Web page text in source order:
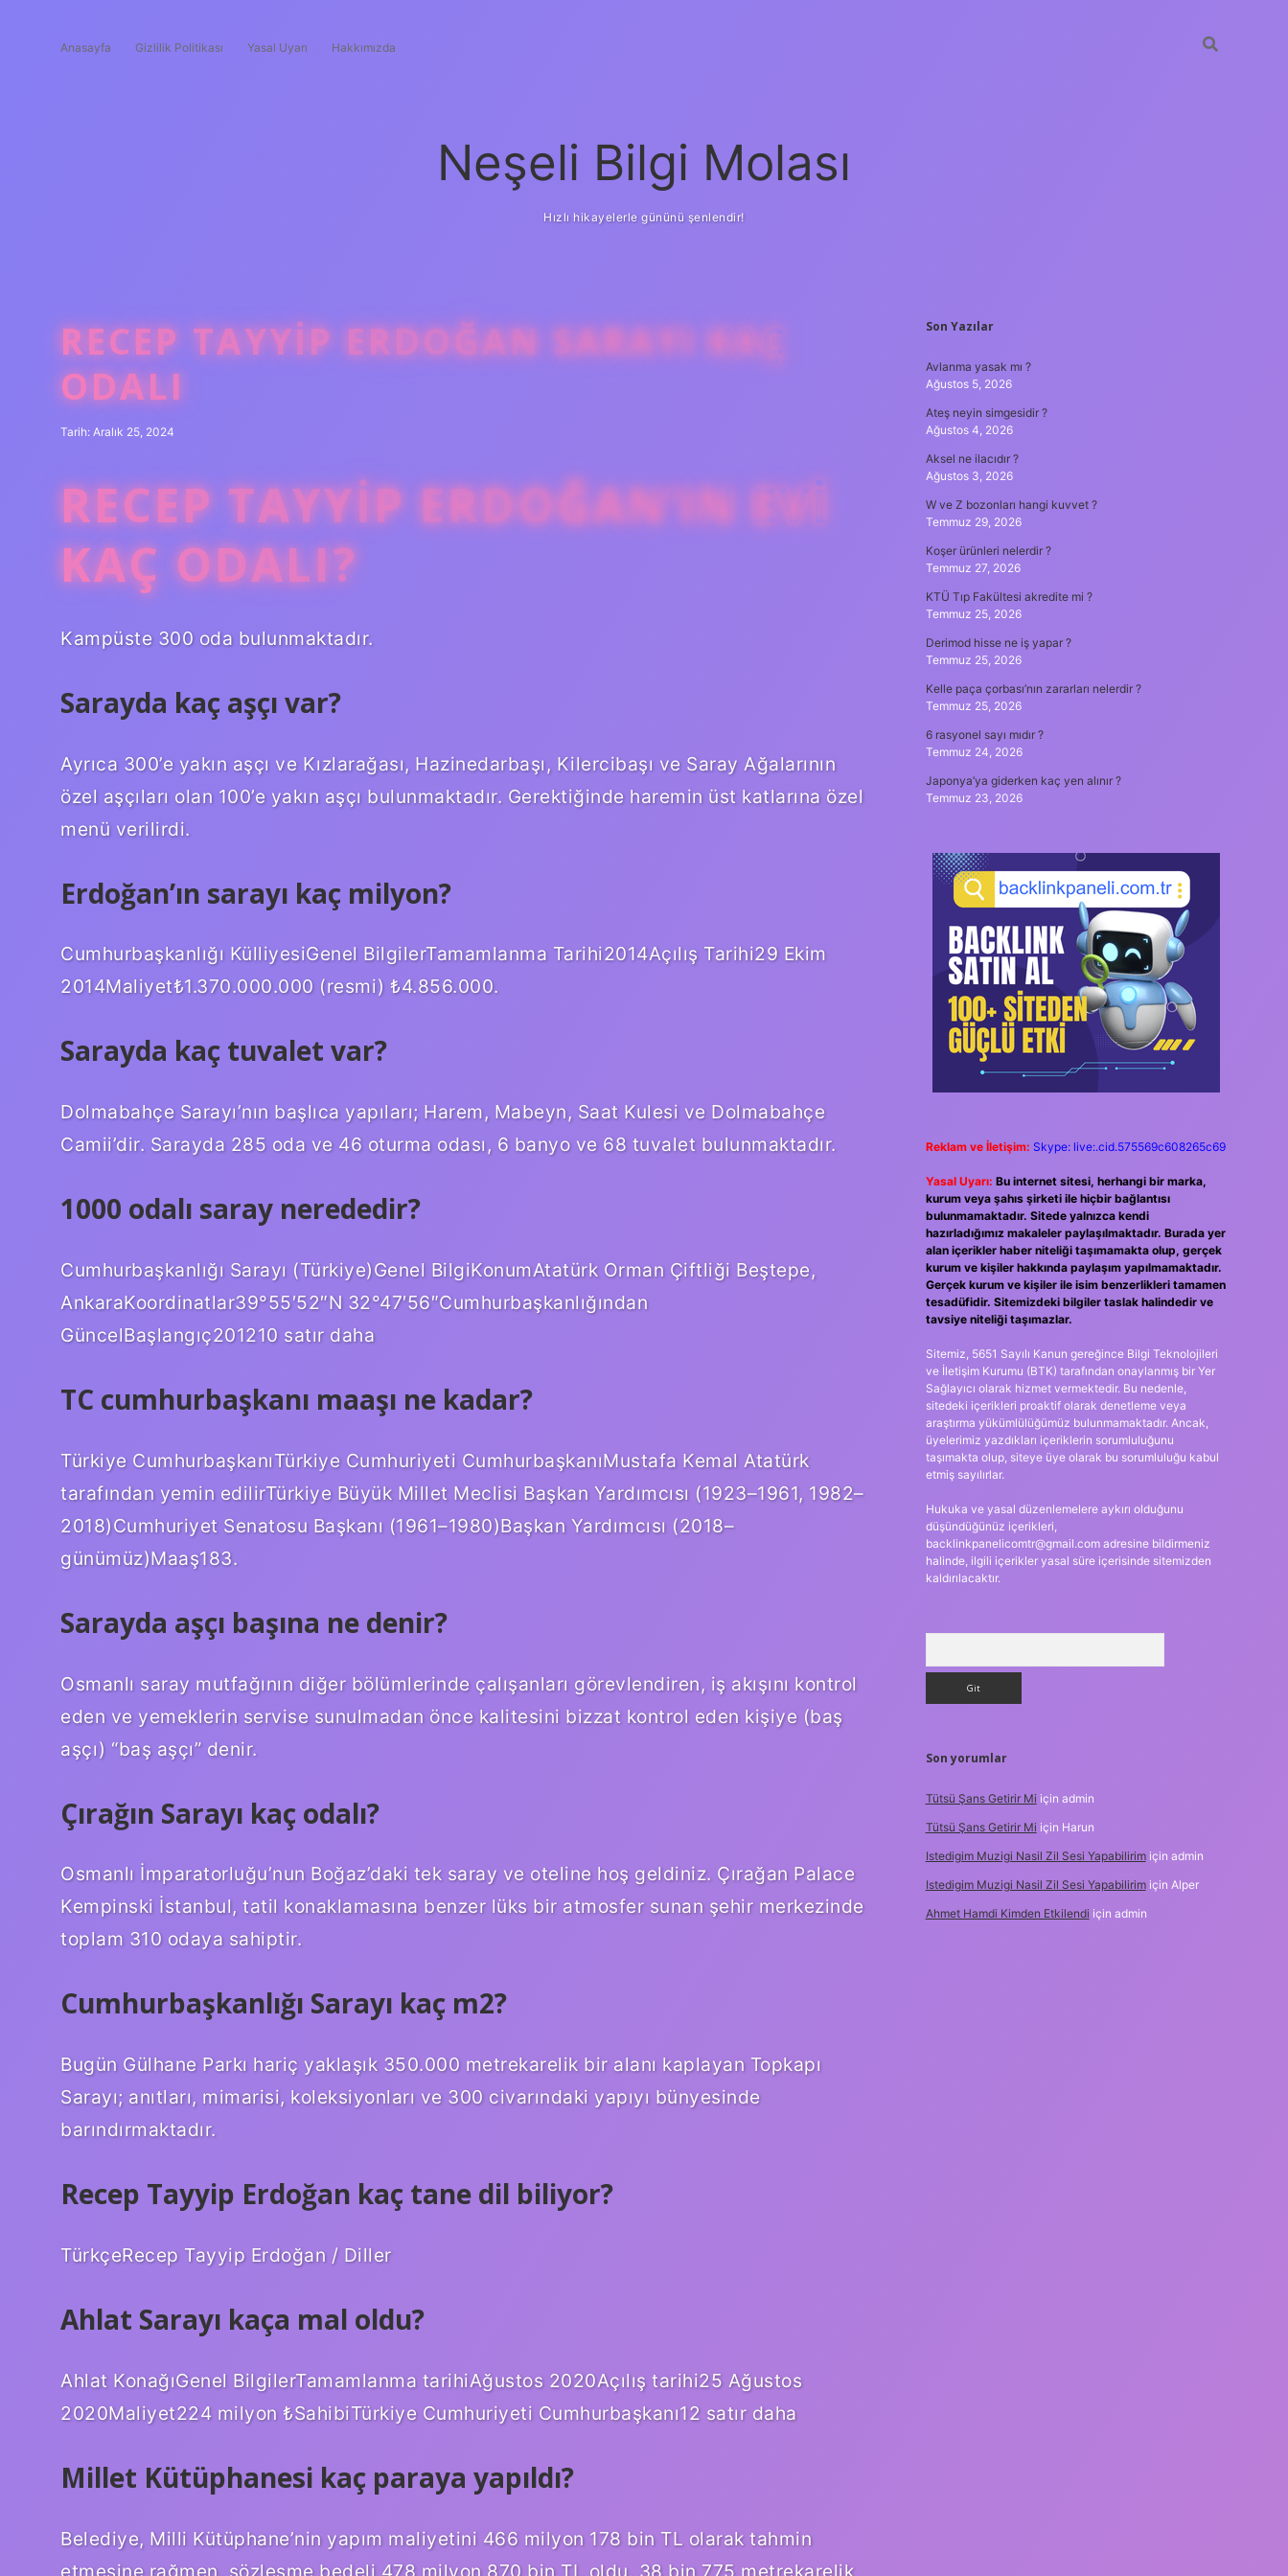
Anasayfa Gizlilik Politikası Yasal Uyarı Hakkımızda
Neşeli Bilgi Molası
Hızlı hikayelerle gününü şenlendir!
RECEP TAYYIP ERDOĞAN SARAYI KAÇ
ODALI
Tarih: Aralık 25, 2024
RECEP TAYYIP ERDOĞAN’IN EVI
KAÇ ODALI?
Kampüste 300 oda bulunmaktadır.
Sarayda kaç aşçı var?
Ayrıca 300’e yakın aşçı ve Kızlarağası, Hazinedarbaşı, Kilercibaşı ve Saray Ağalarının
özel aşçıları olan 100’e yakın aşçı bulunmaktadır. Gerektiğinde haremin üst katlarına özel
menü verilirdi.
Erdoğan’ın sarayı kaç milyon?
Cumhurbaşkanlığı KülliyesiGenel BilgilerTamamlanma Tarihi2014Açılış Tarihi29 Ekim
2014Maliyet₺1.370.000.000 (resmi) ₺4.856.000.
Sarayda kaç tuvalet var?
Dolmabahçe Sarayı’nın başlıca yapıları; Harem, Mabeyn, Saat Kulesi ve Dolmabahçe
Camii’dir. Sarayda 285 oda ve 46 oturma odası, 6 banyo ve 68 tuvalet bulunmaktadır.
1000 odalı saray nerededir?
Cumhurbaşkanlığı Sarayı (Türkiye)Genel BilgiKonumAtatürk Orman Çiftliği Beştepe,
AnkaraKoordinatlar39°55′52″N 32°47′56″Cumhurbaşkanlığından
GüncelBaşlangıç201210 satır daha
TC cumhurbaşkanı maaşı ne kadar?
Türkiye CumhurbaşkanıTürkiye Cumhuriyeti CumhurbaşkanıMustafa Kemal Atatürk
tarafından yemin edilirTürkiye Büyük Millet Meclisi Başkan Yardımcısı (1923–1961, 1982–
2018)Cumhuriyet Senatosu Başkanı (1961–1980)Başkan Yardımcısı (2018–
günümüz)Maaş183.
Sarayda aşçı başına ne denir?
Osmanlı saray mutfağının diğer bölümlerinde çalışanları görevlendiren, iş akışını kontrol
eden ve yemeklerin servise sunulmadan önce kalitesini bizzat kontrol eden kişiye (baş
aşçı) “baş aşçı” denir.
Çırağın Sarayı kaç odalı?
Osmanlı İmparatorluğu’nun Boğaz’daki tek saray ve oteline hoş geldiniz. Çırağan Palace
Kempinski İstanbul, tatil konaklamasına benzer lüks bir atmosfer sunan şehir merkezinde
toplam 310 odaya sahiptir.
Cumhurbaşkanlığı Sarayı kaç m2?
Bugün Gülhane Parkı hariç yaklaşık 350.000 metrekarelik bir alanı kaplayan Topkapı
Sarayı; anıtları, mimarisi, koleksiyonları ve 300 civarındaki yapıyı bünyesinde
barındırmaktadır.
Recep Tayyip Erdoğan kaç tane dil biliyor?
TürkçeRecep Tayyip Erdoğan / Diller
Ahlat Sarayı kaça mal oldu?
Ahlat KonağıGenel BilgilerTamamlanma tarihiAğustos 2020Açılış tarihi25 Ağustos
2020Maliyet224 milyon ₺SahibiTürkiye Cumhuriyeti Cumhurbaşkanı12 satır daha
Millet Kütüphanesi kaç paraya yapıldı?
Belediye, Milli Kütüphane’nin yapım maliyetini 466 milyon 178 bin TL olarak tahmin
etmesine rağmen, sözleşme bedeli 478 milyon 870 bin TL oldu. 38 bin 775 metrekarelik
SIDEBAR
Son Yazılar
Avlanma yasak mı ?
Ağustos 5, 2026
Ateş neyin simgesidir ?
Ağustos 4, 2026
Aksel ne ilacıdır ?
Ağustos 3, 2026
W ve Z bozonları hangi kuvvet ?
Temmuz 29, 2026
Koşer ürünleri nelerdir ?
Temmuz 27, 2026
KTÜ Tıp Fakültesi akredite mi ?
Temmuz 25, 2026
Derimod hisse ne iş yapar ?
Temmuz 25, 2026
Kelle paça çorbası’nın zararları nelerdir ?
Temmuz 25, 2026
6 rasyonel sayı mıdır ?
Temmuz 24, 2026
Japonya’ya giderken kaç yen alınır ?
Temmuz 23, 2026
Reklam ve İletişim: Skype: live:.cid.575569c608265c69
Yasal Uyarı: Bu internet sitesi, herhangi bir marka,
kurum veya şahıs şirketi ile hiçbir bağlantısı
bulunmamaktadır. Sitede yalnızca kendi
hazırladığımız makaleler paylaşılmaktadır. Burada yer
alan içerikler haber niteliği taşımamakta olup, gerçek
kurum ve kişiler hakkında paylaşım yapılmamaktadır.
Gerçek kurum ve kişiler ile isim benzerlikleri tamamen
tesadüfidir. Sitemizdeki bilgiler taslak halindedir ve
tavsiye niteliği taşımazlar.
Sitemiz, 5651 Sayılı Kanun gereğince Bilgi Teknolojileri
ve İletişim Kurumu (BTK) tarafından onaylanmış bir Yer
Sağlayıcı olarak hizmet vermektedir. Bu nedenle,
sitedeki içerikleri proaktif olarak denetleme veya
araştırma yükümlülüğümüz bulunmamaktadır. Ancak,
üyelerimiz yazdıkları içeriklerin sorumluluğunu
taşımakta olup, siteye üye olarak bu sorumluluğu kabul
etmiş sayılırlar.
Hukuka ve yasal düzenlemelere aykırı olduğunu
düşündüğünüz içerikleri,
backlinkpanelicomtr@gmail.comadresine bildirmeniz
halinde, ilgili içerikler yasal süre içerisinde sitemizden
kaldırılacaktır.
Son yorumlar
Tütsü Şans Getirir Mi için admin
Tütsü Şans Getirir Mi için Harun
Istedigim Muzigi Nasil Zil Sesi Yapabilirimiçin admin
Istedigim Muzigi Nasil Zil Sesi Yapabilirimiçin Alper
Ahmet Hamdi Kimden Etkilendi için admin